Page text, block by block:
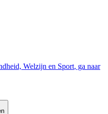
Welzijn en Sport, ga naar